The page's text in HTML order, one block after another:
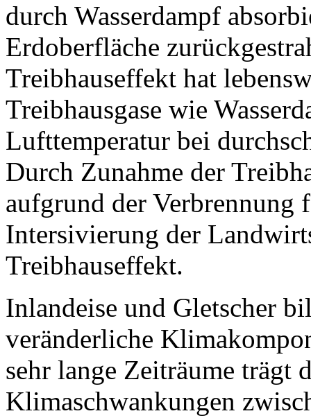
durch Wasserdampf
Erdoberfläche
Treibhauseffekt hat
Treibhausgase wie
Lufttemperatur bei
Durch Zunahme der
aufgrund der Verbrennung
Intersivierung der
Treibhauseffekt.
Inlandeise und Gletscher
veränderliche
sehr lange Zeiträume trägt
Klimaschwankungen